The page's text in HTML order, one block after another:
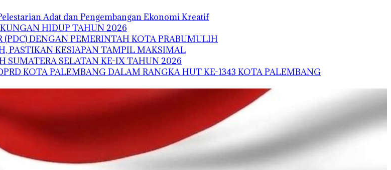
Adat dan Pengembangan Ekonomi Kreatif
HIDUP TAHUN 2026
DENGAN PEMERINTAH KOTA PRABUMULIH
PASTIKAN KESIAPAN TAMPIL MAKSIMAL
SUMATERA SELATAN KE-IX TAHUN 2026
KOTA PALEMBANG DALAM RANGKA HUT KE-1343 KOTA PALEMBANG